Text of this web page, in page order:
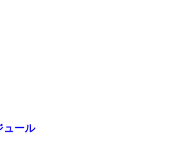
ュール